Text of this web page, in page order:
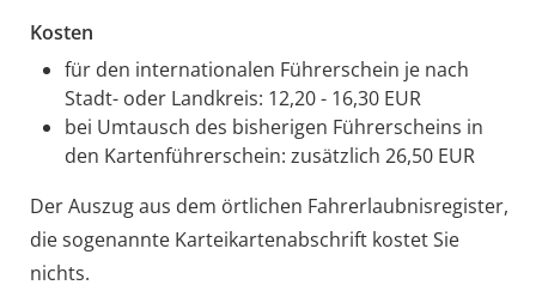
Kosten
für den internationalen Führerschein je nach
Stadt- oder Landkreis: 12,20 - 16,30 EUR
bei Umtausch des bisherigen Führerscheins in
den Kartenführerschein: zusätzlich 26,50 EUR
Der Auszug aus dem örtlichen Fahrerlaubnisregister,
die sogenannte Karteikartenabschrift kostet Sie
nichts.